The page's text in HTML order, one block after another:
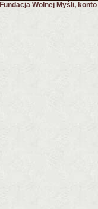
Fundacja Wolnej Myśli,